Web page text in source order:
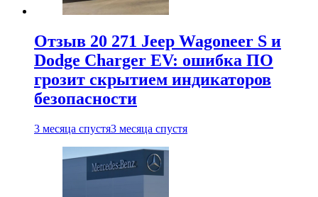
Отзыв 20 271 Jeep Wagoneer S и
Dodge Charger EV: ошибка ПО
грозит скрытием индикаторов
безопасности
3 месяца спустя3 месяца спустя